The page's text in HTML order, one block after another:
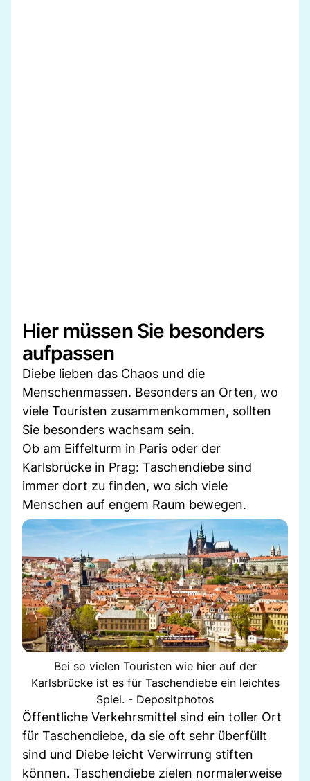
Hier müssen Sie besonders
aufpassen
Diebe lieben das Chaos und die
Menschenmassen. Besonders an Orten, wo
viele Touristen zusammenkommen, sollten
Sie besonders wachsam sein.
Ob am Eiffelturm in Paris oder der
Karlsbrücke in Prag: Taschendiebe sind
immer dort zu finden, wo sich viele
Menschen auf engem Raum bewegen.
Bei so vielen Touristen wie hier auf der
Karlsbrücke ist es für Taschendiebe ein leichtes
Spiel. - Depositphotos
Öffentliche Verkehrsmittel sind ein toller Ort
für Taschendiebe, da sie oft sehr überfüllt
sind und Diebe leicht Verwirrung stiften
können. Taschendiebe zielen normalerweise